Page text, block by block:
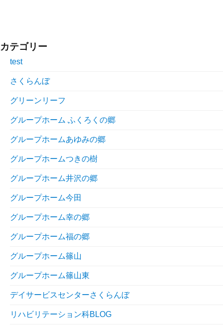
カテゴリー
test
さくらんぼ
グリーンリーフ
グループホーム ふくろくの郷
グループホームあゆみの郷
グループホームつきの樹
グループホーム井沢の郷
グループホーム今田
グループホーム幸の郷
グループホーム福の郷
グループホーム篠山
グループホーム篠山東
デイサービスセンターさくらんぼ
リハビリテーション科BLOG